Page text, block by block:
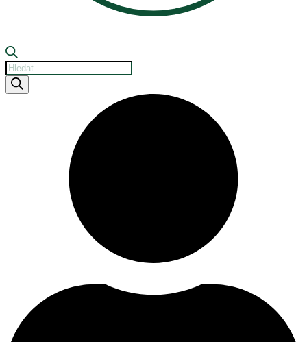
Products
search